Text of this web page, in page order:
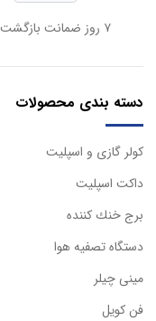
۷ روز ضمانت بازگشت کالا
دسته بندی محصولات
كولر گازی و اسپليت
داكت اسپليت
برج خنك كننده
دستگاه تصفيه هوا
مینی چیلر
فن کویل